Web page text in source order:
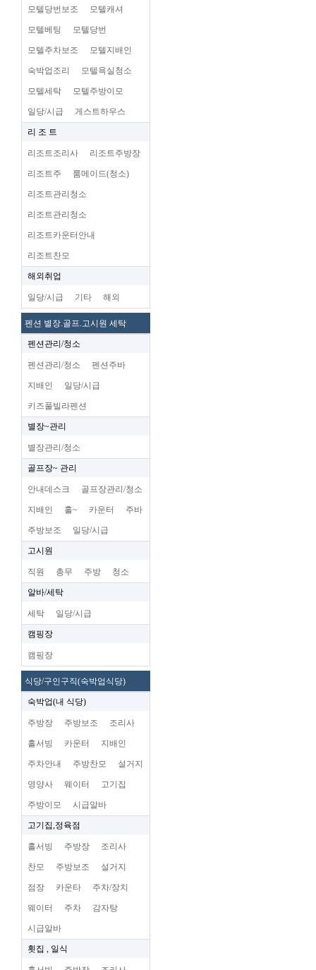
모텔당번보조 모텔캐셔
모텔베팅 모텔당번
모텔주차보조 모텔지배인
숙박업조리 모텔욕실청소
모텔세탁 모텔주방이모
일당/시급 게스트하우스
리 조 트
리조트조리사 리조트주방장
리조트주 룸메이드(청소)
리조트관리청소
리조트관리청소
리조트카운터안내
리조트찬모
해외취업
일당/시급 기타 해외
펜션 별장.골프.고시원 세탁
펜션관리/청소
펜션관리/청소 펜션주바
지배인 일당/시급
키즈풀빌라펜션
별장~관리
별장관리/청소
골프장~ 관리
안내데스크 골프장관리/청소
지배인 홀~ 카운터 주바
주방보조 일당/시급
고시원
직원 총무 주방 청소
알바/세탁
세탁 일당/시급
캠핑장
캠핑장
식당/구인구직(숙박업식당)
숙박업(내 식당)
주방장 주방보조 조리사
홀서빙 카운터 지배인
주차안내 주방찬모 설거지
영양사 웨이터 고기집
주방이모 시급알바
고기집,정육점
홀서빙 주방장 조리사
찬모 주방보조 설거지
점장 카운타 주차/장치
웨이터 주차 감자탕
시급알바
횟집 , 일식